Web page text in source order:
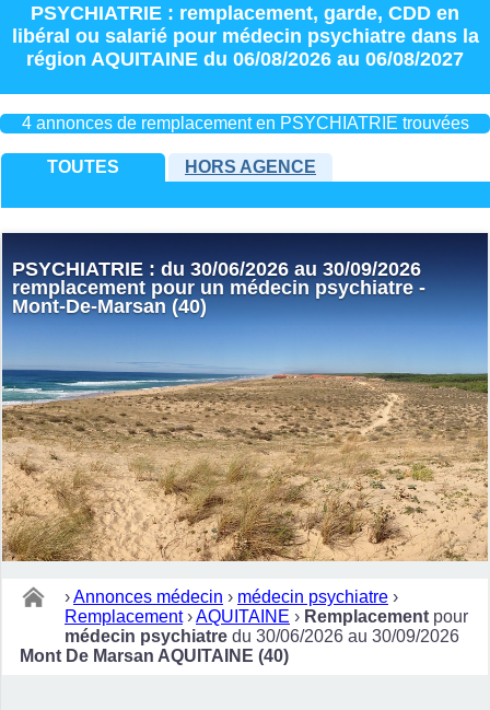
PSYCHIATRIE : remplacement, garde, CDD en
libéral ou salariépour médecin psychiatredans la
région AQUITAINE du 06/08/2026 au 06/08/2027
4 annonces de remplacement en PSYCHIATRIE trouvées
TOUTES HORS AGENCE
PSYCHIATRIE : du 30/06/2026 au 30/09/2026
remplacement pour un médecin psychiatre -
Mont-De-Marsan (40)
›Annonces médecin › médecin psychiatre ›
Remplacement ›AQUITAINE › Remplacement pour
médecin psychiatre du 30/06/2026 au 30/09/2026
Mont De Marsan AQUITAINE (40)